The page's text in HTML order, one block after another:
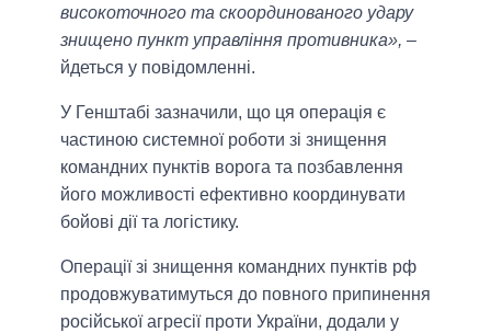
високоточного та скоординованого удару
знищено пункт управління противника», –
йдеться у повідомленні.
У Генштабі зазначили, що ця операція є
частиною системної роботи зі знищення
командних пунктів ворога та позбавлення
його можливості ефективно координувати
бойові дії та логістику.
Операції зі знищення командних пунктів рф
продовжуватимуться до повного припинення
російської агресії проти України, додали у